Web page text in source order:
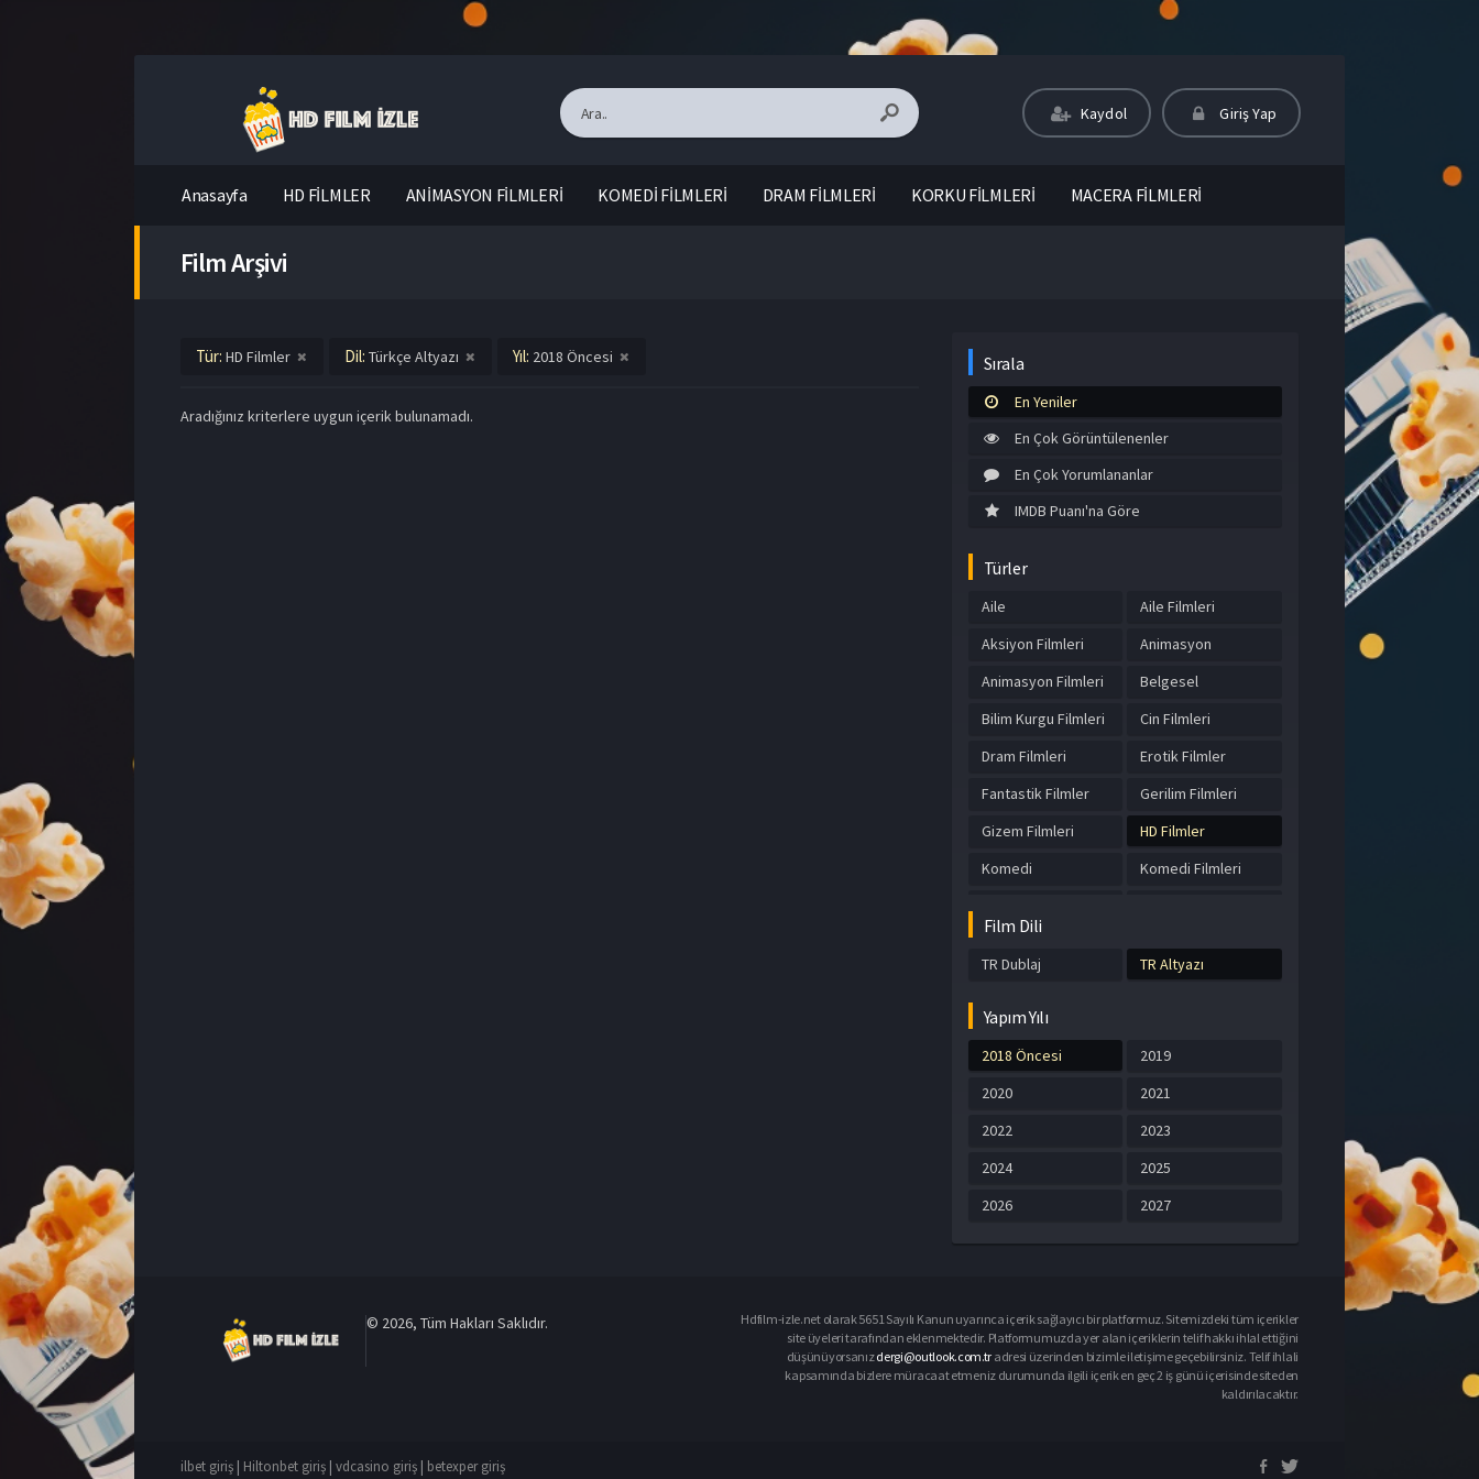
Kaydol Giriş Yap
Anasayfa HD FİLMLER ANİMASYON FİLMLERİ KOMEDİ FİLMLERİ DRAM FİLMLERİ KORKU FİLMLERİ MACERA FİLMLERİ
Film Arşivi
Tür: HD Filmler Dil: Türkçe Altyazı Yıl: 2018 Öncesi
Aradığınız kriterlere uygun içerik bulunamadı.
Sırala
En Yeniler
En Çok Görüntülenenler
En Çok Yorumlananlar
IMDB Puanı'na Göre
Türler
Aile
Aile Filmleri
Aksiyon Filmleri
Animasyon
Animasyon Filmleri
Belgesel
Bilim Kurgu Filmleri
Cin Filmleri
Dram Filmleri
Erotik Filmler
Fantastik Filmler
Gerilim Filmleri
Gizem Filmleri
HD Filmler
Komedi
Komedi Filmleri
Tarihi Filmler
Film Dili
TR Dublaj TR Altyazı
Yapım Yılı
2018 Öncesi
2019
2020
2021
2022
2023
2024
2025
2026
2027
© 2026, Tüm Hakları Saklıdır.
Hdfilm-izle.net olarak 5651 Sayılı Kanun uyarınca içerik sağlayıcı bir platformuz. Sitemizdeki tüm içerikler
site üyeleri tarafından eklenmektedir. Platformumuzda yer alan içeriklerin telif hakkı ihlal ettiğini
düşünüyorsanızdergi@outlook.com.tr adresi üzerinden bizimle iletişime geçebilirsiniz. Telif ihlali
kapsamında bizlere müracaat etmeniz durumunda ilgili içerik en geç 2 iş günü içerisinde siteden
kaldırılacaktır.
ilbet giriş | Hiltonbet giriş | vdcasino giriş | betexper giriş